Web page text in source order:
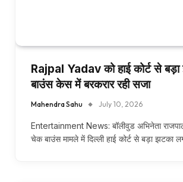
Rajpal Yadav को हाई कोर्ट से
बाउंस केस में बरकरार रही सजा
Mahendra Sahu July 10, 2026
Entertainment News: बॉलीवुड अभिनेता
चेक बाउंस मामले में दिल्ली हाई कोर्ट से बड़ा झटका